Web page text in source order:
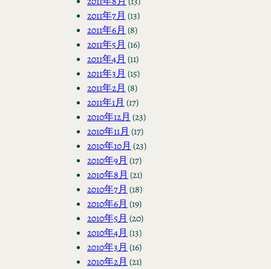
2011年7月 (13)
2011年6月 (8)
2011年5月 (16)
2011年4月 (11)
2011年3月 (15)
2011年2月 (8)
2011年1月 (17)
2010年12月 (23)
2010年11月 (17)
2010年10月 (23)
2010年9月 (17)
2010年8月 (21)
2010年7月 (18)
2010年6月 (19)
2010年5月 (20)
2010年4月 (13)
2010年3月 (16)
2010年2月 (21)